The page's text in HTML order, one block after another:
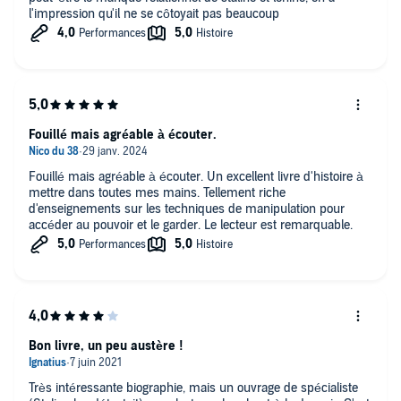
l'impression qu'il ne se côtoyait pas beaucoup
Fouillé mais agréable à écouter. Un excellent livre d'histoire à
mettre dans toutes mes mains. Tellement riche
d'enseignements sur les techniques de manipulation pour
accéder au pouvoir et le garder. Le lecteur est remarquable.
Fouillé mais agréable à écouter.
Très intéressante biographie, mais un ouvrage de spécialiste
Bon livre, un peu austère !